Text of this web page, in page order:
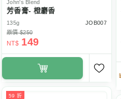
John's Blend
芳香膏- 橙麝香
135g
JOB007
原價 $250
NT$ 149
59 折